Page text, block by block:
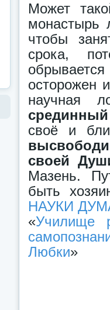
Может
монастырь
чтобы
срока,
осторожен
научная
срединный
своё и
своей
Мазень.
быть
НАУКИ
«Училище
Любки»